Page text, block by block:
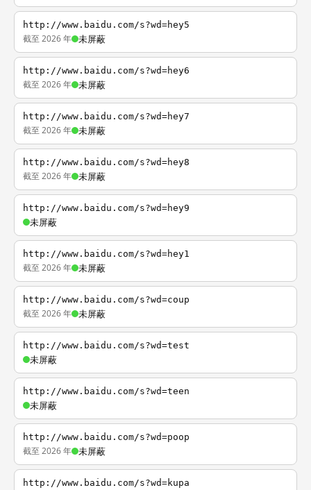
http://www.baidu.com/s?wd=hey5
截至 2026 年 未屏蔽
http://www.baidu.com/s?wd=hey6
截至 2026 年 未屏蔽
http://www.baidu.com/s?wd=hey7
截至 2026 年 未屏蔽
http://www.baidu.com/s?wd=hey8
截至 2026 年 未屏蔽
http://www.baidu.com/s?wd=hey9
未屏蔽
http://www.baidu.com/s?wd=hey1
截至 2026 年 未屏蔽
http://www.baidu.com/s?wd=coup
截至 2026 年 未屏蔽
http://www.baidu.com/s?wd=test
未屏蔽
http://www.baidu.com/s?wd=teen
未屏蔽
http://www.baidu.com/s?wd=poop
截至 2026 年 未屏蔽
http://www.baidu.com/s?wd=kupa